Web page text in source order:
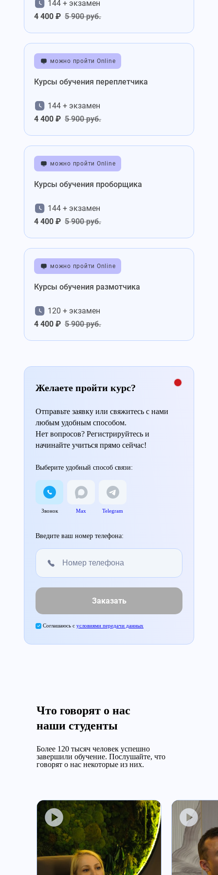
144 + экзамен
4 400 ₽ 5 900 руб.
можно пройти Online
Курсы обучения переплетчика
144 + экзамен
4 400 ₽ 5 900 руб.
можно пройти Online
Курсы обучения проборщика
144 + экзамен
4 400 ₽ 5 900 руб.
можно пройти Online
Курсы обучения размотчика
120 + экзамен
4 400 ₽ 5 900 руб.
Желаете пройти курс?
Отправьте заявку или свяжитесь с нами
любым удобным способом.
Нет вопросов? Регистрируйтесь и
начинайте учиться прямо сейчас!
Выберите удобный способ связи:
Звонок Max Telegram
Введите ваш номер телефона:
Заказать
Соглашаюсь с условиями передачи данных
Что говорят о нас
наши студенты
Более 120 тысяч человек успешно
завершили обучение. Послушайте, что
говорят о нас некоторые из них.